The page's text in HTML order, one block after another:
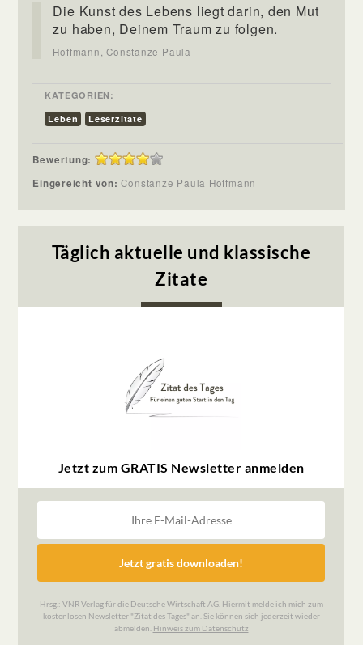
Die Kunst des Lebens liegt darin, den Mut
zu haben, Deinem Traum zu folgen.
Hoffmann, Constanze Paula
KATEGORIEN:
Leben
Leserzitate
Bewertung:
Eingereicht von:Constanze Paula Hoffmann